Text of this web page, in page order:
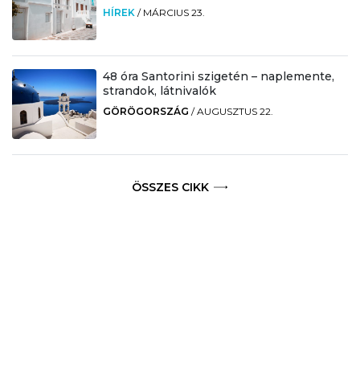
HÍREK / MÁRCIUS 23.
48 óra Santorini szigetén – naplemente,
strandok, látnivalók
GÖRÖGORSZÁG /AUGUSZTUS 22.
ÖSSZES CIKK